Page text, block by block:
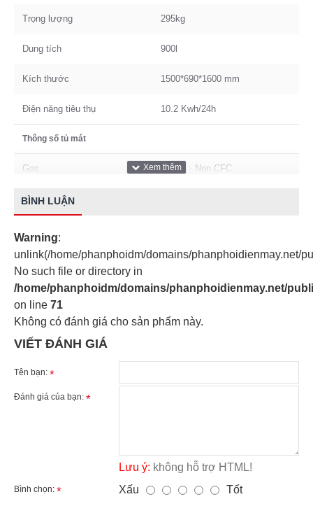
Trọng lượng 295kg
Dung tích 900l
Kích thước 1500*690*1600 mm
Điện năng tiêu thụ 10.2 Kwh/24h
Thông số tủ mát
Gas R404n - Non CFC
BÌNH LUẬN
Warning:
unlink(/home/phanphoidm/domains/phanphoidienmay.net/
No such file or directory in
/home/phanphoidm/domains/phanphoidienmay.net/
on line 71
Không có đánh giá cho sản phẩm này.
VIẾT ĐÁNH GIÁ
Tên bạn:
Đánh giá của bạn:
Lưu ý: không hỗ trợ HTML!
Bình chọn: Xấu Tốt